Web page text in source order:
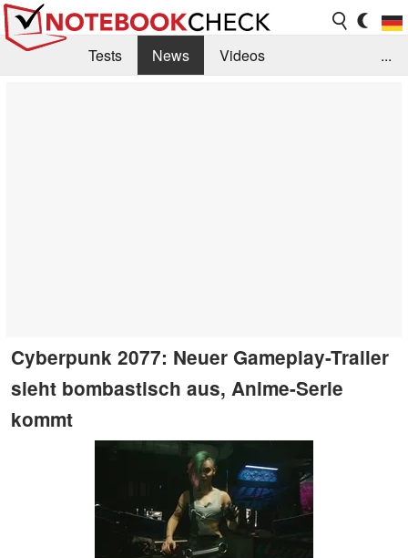
Tests News
Videos
...
Cyberpunk 2077: Neuer Gameplay-Trailer
sieht bombastisch aus, Anime-Serie
kommt